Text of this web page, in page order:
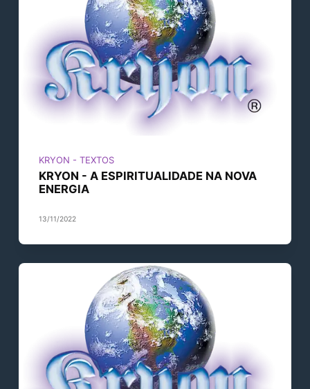
KRYON - TEXTOS
KRYON - A ESPIRITUALIDADE NA NOVA
ENERGIA
13/11/2022